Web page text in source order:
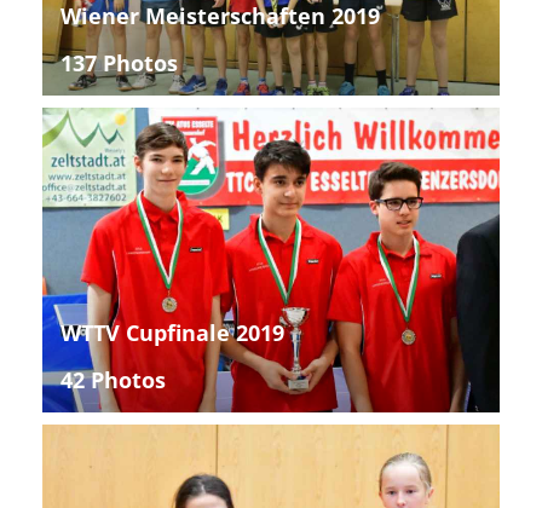
Wiener Meisterschaften 2019
137 Photos
WTTV Cupfinale 2019
42 Photos